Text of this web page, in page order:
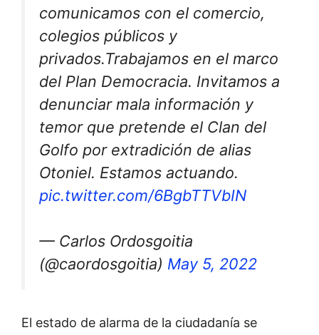
comunicamos con el comercio,
colegios públicos y
privados.Trabajamos en el marco
del Plan Democracia. Invitamos a
denunciar mala información y
temor que pretende el Clan del
Golfo por extradición de alias
Otoniel. Estamos actuando.
pic.twitter.com/6BgbTTVbIN
— Carlos Ordosgoitia
(@caordosgoitia) May 5, 2022
El estado de alarma de la ciudadanía se